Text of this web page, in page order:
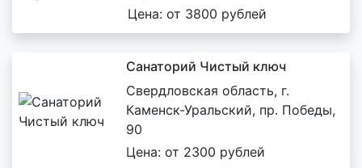
Цена: от 3800 рублей
Санаторий Чистый ключ
Свердловская область, г.
Каменск-Уральский, пр. Победы,
90
Цена: от 2300 рублей